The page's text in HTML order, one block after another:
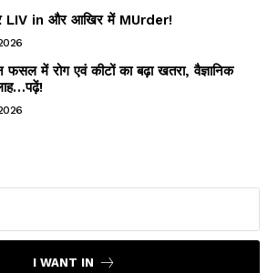
LIV in और आखिर में MUrder!
फसल में रोग एवं कीटों का बढ़ा खतरा, वैज्ञानिक
I WANT IN